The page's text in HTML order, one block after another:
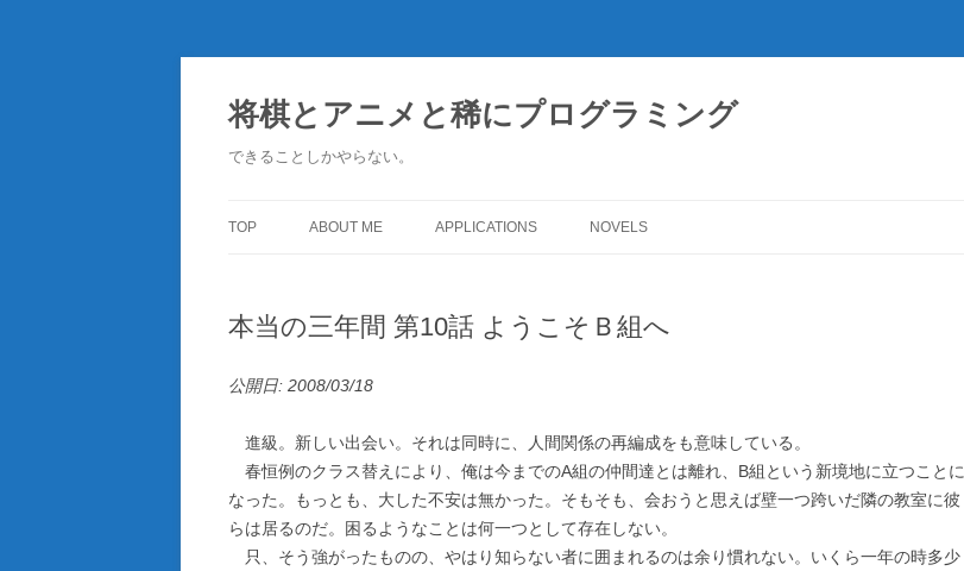
テ
ン
ツ
へ
ス
将棋とアニメと稀にプログラミング
できることしかやらない。
TOP ABOUT ME APPLICATIONS NOVELS
本当の三年間 第10話 ようこそＢ組へ
公開日: 2008/03/18
進級。新しい出会い。それは同時に、人間関係の再編成をも意味している。
春恒例のクラス替えにより、俺は今までのA組の仲間達とは離れ、B組という新境地に立つことに
なった。もっとも、大した不安は無かった。そもそも、会おうと思えば壁一つ跨いだ隣の教室に彼
らは居るのだ。困るようなことは何一つとして存在しない。
只、そう強がったものの、やはり知らない者に囲まれるのは余り慣れない。いくら一年の時多少